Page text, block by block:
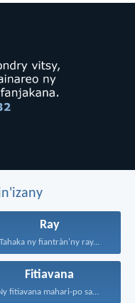
Ray
Tahaka ny fiantràn'ny ray...
Fitiavana
Ny fitiavana mahari-po sady...